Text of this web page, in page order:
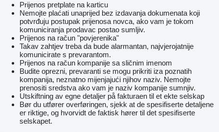
Prijenos pretplate na karticu
Nemojte plaćati unaprijed bez izdavanja dokumenata koji
potvrđuju postupak prijenosa novca, ako vam je tokom
komuniciranja prodavac postao sumljiv.
Prijenos na račun "povjerenika"
Takav zahtjev treba da bude alarmantan, najvjerojatnije
komunicirate s prevarantom.
Prijenos na račun kompanije sa sličnim imenom
Budite oprezni, prevaranti se mogu prikriti iza poznatih
kompanija, neznatno mijenjajući njihov naziv. Nemojte
prenositi sredstva ako vam je naziv kompanije sumnjiv.
Utskiftning av egne detaljer på fakturaen til et ekte selskap
Bør du utfører overføringen, sjekk at de spesifiserte detaljene
er riktige, og hvorvidt de faktisk hører til det spesifiserte
selskapet.